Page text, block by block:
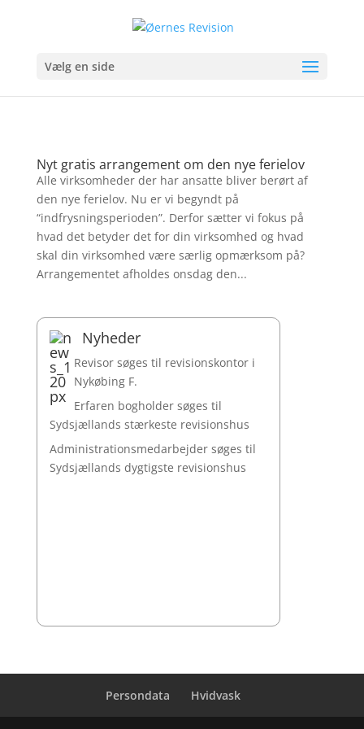
Vælg en side
Nyt gratis arrangement om den nye ferielov
Alle virksomheder der har ansatte bliver berørt af
den nye ferielov. Nu er vi begyndt på
“indfrysningsperioden”. Derfor sætter vi fokus på
hvad det betyder det for din virksomhed og hvad
skal din virksomhed være særlig opmærksom på?
Arrangementet afholdes onsdag den...
Nyheder
Revisor søges til revisionskontor i
Nykøbing F.
Erfaren bogholder søges til
Sydsjællands stærkeste revisionshus
Administrationsmedarbejder søges til
Sydsjællands dygtigste revisionshus
Persondata Hvidvask